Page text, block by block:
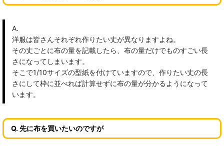
A.
洋服は皆さんそれぞれ作りたい丈が異なりますよね。
その丈ごとに布の量を記載したら、布の量だけでものすごい長
さになってしまいます。
そこで1/10サイズの型紙を付けていますので、作りたい丈の長
さにして枠に並べれば計算せずに布の量が分かるようになって
います。
Q. 先に布を買いたいのですが